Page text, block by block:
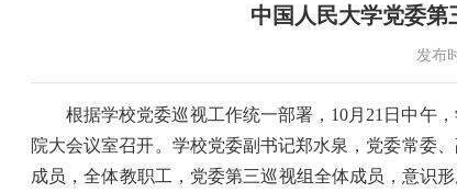
中国人民大学党委
发布
根据学校党委巡视工作统一部署，10月21日中午
院大会议室召开。学校党委副书记郑水泉，党委常委
成员，全体教职工，党委第三巡视组全体成员，意识